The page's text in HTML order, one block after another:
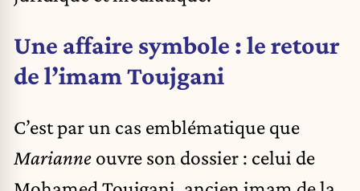
Une affaire symbole : le retour
de l’imam Toujgani
C’est par un cas emblématique que
Marianne ouvre son dossier : celui de